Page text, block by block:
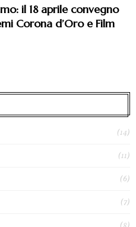
il 18 aprile convegno
Corona d’Oro e Film
(14)
(11)
(6)
(7)